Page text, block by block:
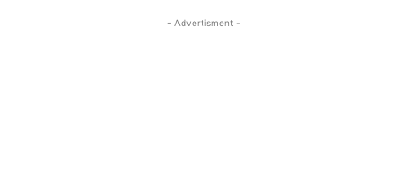
- Advertisment -